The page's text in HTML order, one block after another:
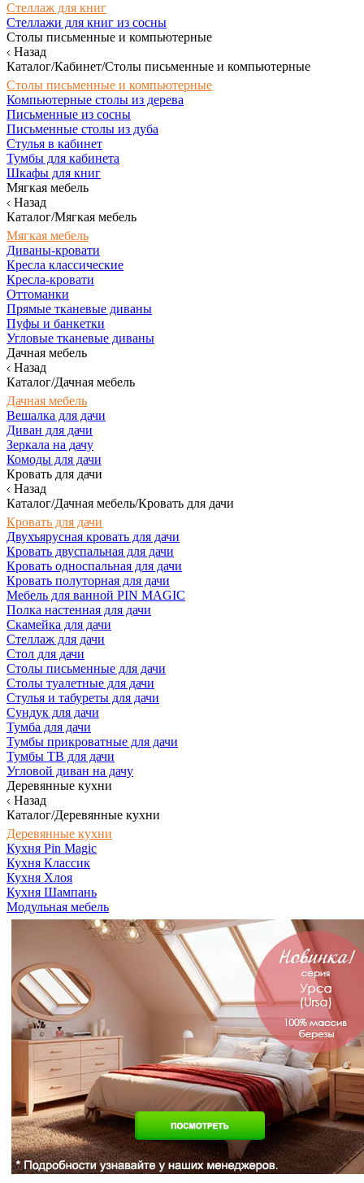
Стеллаж для книг
Стеллажи для книг из сосны
Столы письменные и компьютерные
Назад
Каталог/Кабинет/Столы письменные и компьютерные
Столы письменные и компьютерные
Компьютерные столы из дерева
Письменные из сосны
Письменные столы из дуба
Стулья в кабинет
Тумбы для кабинета
Шкафы для книг
Мягкая мебель
Назад
Каталог/Мягкая мебель
Мягкая мебель
Диваны-кровати
Кресла классические
Кресла-кровати
Оттоманки
Прямые тканевые диваны
Пуфы и банкетки
Угловые тканевые диваны
Дачная мебель
Назад
Каталог/Дачная мебель
Дачная мебель
Вешалка для дачи
Диван для дачи
Зеркала на дачу
Комоды для дачи
Кровать для дачи
Назад
Каталог/Дачная мебель/Кровать для дачи
Кровать для дачи
Двухъярусная кровать для дачи
Кровать двуспальная для дачи
Кровать односпальная для дачи
Кровать полуторная для дачи
Мебель для ванной PIN MAGIC
Полка настенная для дачи
Скамейка для дачи
Стеллаж для дачи
Стол для дачи
Столы письменные для дачи
Столы туалетные для дачи
Стулья и табуреты для дачи
Сундук для дачи
Тумба для дачи
Тумбы прикроватные для дачи
Тумбы ТВ для дачи
Угловой диван на дачу
Деревянные кухни
Назад
Каталог/Деревянные кухни
Деревянные кухни
Кухня Pin Magic
Кухня Классик
Кухня Хлоя
Кухня Шампань
Модульная мебель